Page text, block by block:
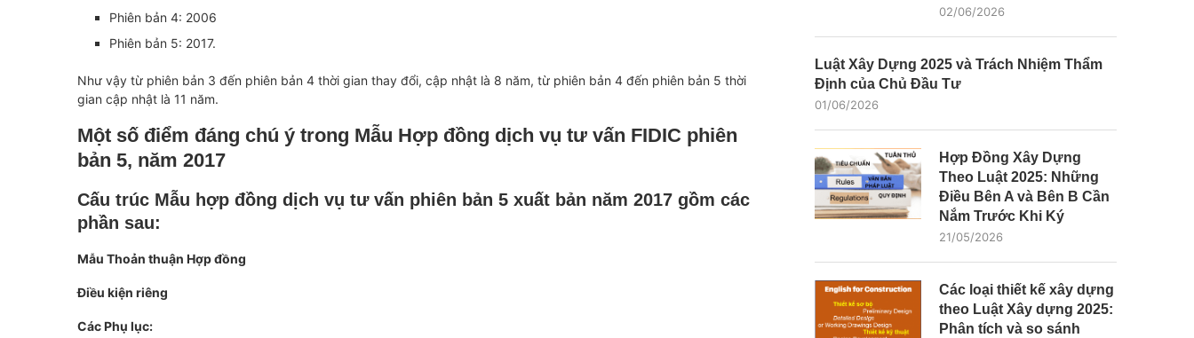
Phiên bản 4: 2006
Phiên bản 5: 2017.
Như vậy từ phiên bản 3 đến phiên bản 4 thời gian thay đổi, cập nhật là 8 năm, từ phiên bản 4 đến phiên bản 5 thời
gian cập nhật là 11 năm.
Một số điểm đáng chú ý trong Mẫu Hợp đồng dịch vụ tư vấn FIDIC phiên
bản 5, năm 2017
Cấu trúc Mẫu hợp đồng dịch vụ tư vấn phiên bản 5 xuất bản năm 2017 gồm các
phần sau:
Mẫu Thoản thuận Hợp đồng
Điều kiện riêng
Các Phụ lục:
02/06/2026
Luật Xây Dựng 2025 và Trách Nhiệm Thẩm
Định của Chủ Đầu Tư
01/06/2026
Hợp Đồng Xây Dựng
Theo Luật 2025: Những
Điều Bên A và Bên B Cần
Nắm Trước Khi Ký
21/05/2026
Các loại thiết kế xây dựng
theo Luật Xây dựng 2025:
Phân tích và so sánh